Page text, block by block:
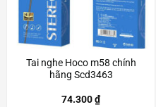
Tai nghe Hoco m58 chính
hãng Scd3463
74.300₫